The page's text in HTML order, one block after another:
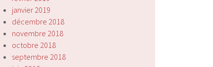
janvier 2019
décembre 2018
novembre 2018
octobre 2018
septembre 2018